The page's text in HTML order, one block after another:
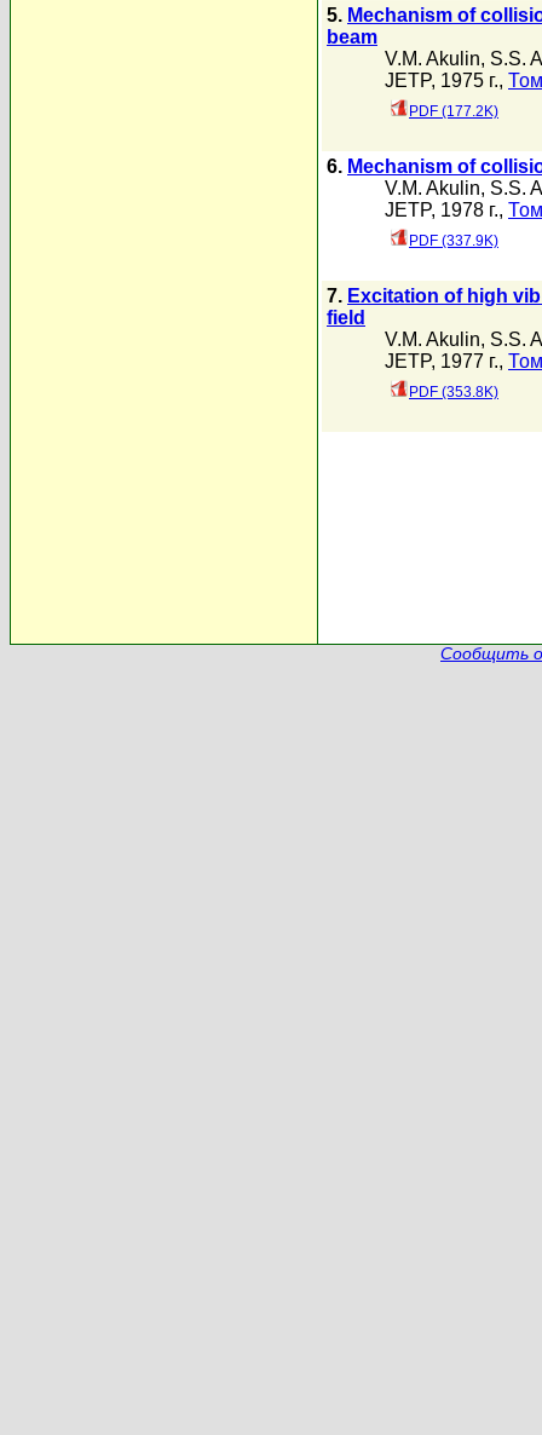
5. Mechanism of
beam
V.M. Akulin, S.S.
JETP, 1975 г.,
PDF (177.2K)
6. Mechanism of
V.M. Akulin, S.S.
JETP, 1978 г.,
PDF (337.9K)
7. Excitation of high
field
V.M. Akulin, S.S.
JETP, 1977 г.,
PDF (353.8K)
Сообщить о